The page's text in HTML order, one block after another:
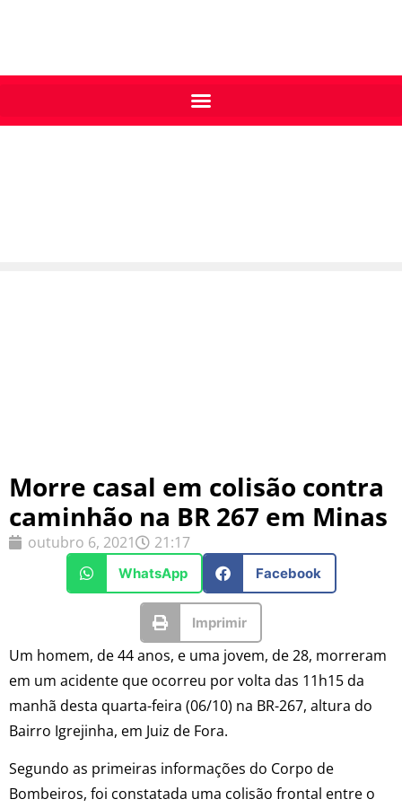
Morre casal em colisão contra
caminhão na BR 267 em Minas
outubro 6, 2021 21:17
WhatsApp Facebook
Imprimir
Um homem, de 44 anos, e uma jovem, de 28, morreram
em um acidente que ocorreu por volta das 11h15 da
manhã desta quarta-feira (06/10) na BR-267, altura do
Bairro Igrejinha, em Juiz de Fora.
Segundo as primeiras informações do Corpo de
Bombeiros, foi constatada uma colisão frontal entre o